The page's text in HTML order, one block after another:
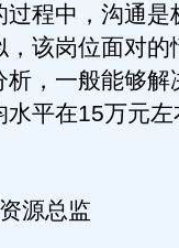
程中，沟通是
该岗位面对的
，一般能够解
平在15万元
源总监